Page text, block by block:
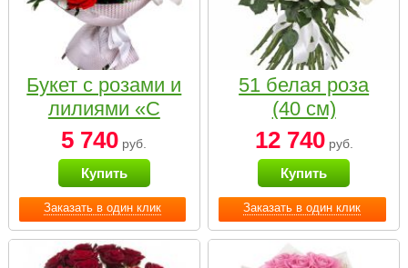
Заказать в один клик
Букет с розами и
лилиями «С
наилучшими
пожеланиями»
5 740 руб.
Купить
Заказать в один клик
51 белая роза
(40 см)
12 740руб.
Купить